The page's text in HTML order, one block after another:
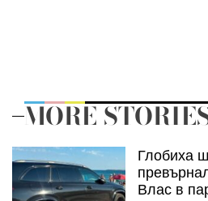
MORE
Глобиха
Влас в